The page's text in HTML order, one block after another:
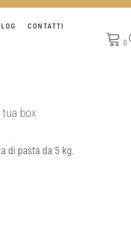
CONTATTI
0
box
di pasta da 5 kg.